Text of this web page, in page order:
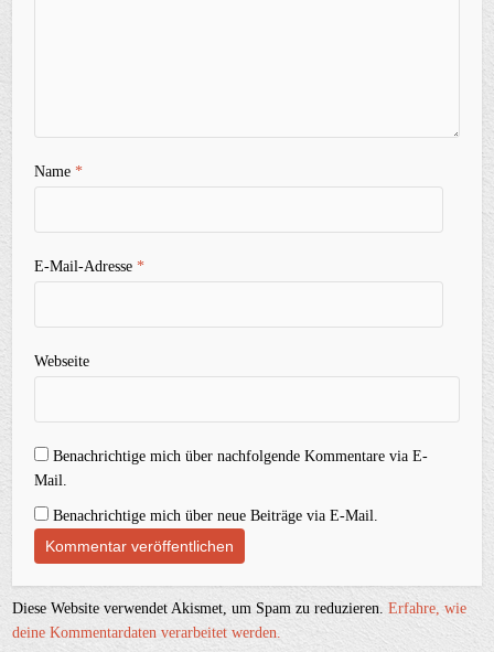
Name*
E-Mail-Adresse*
Webseite
Benachrichtige mich über nachfolgende Kommentare via E-
Mail.
Benachrichtige mich über neue Beiträge via E-Mail.
Diese Website verwendet Akismet, um Spam zu reduzieren.Erfahre, wie
deine Kommentardaten verarbeitet werden.